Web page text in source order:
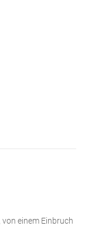
einem Einbruch